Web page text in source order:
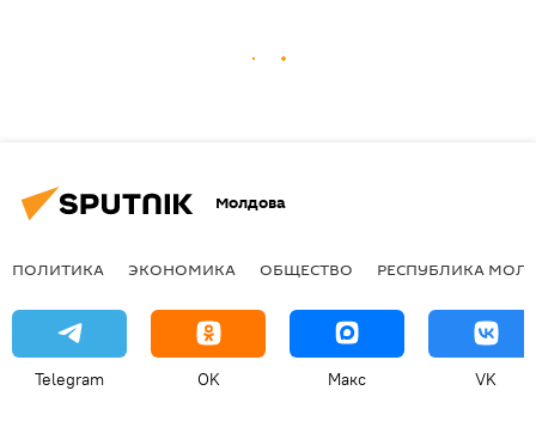
Молдова
ПОЛИТИКА ЭКОНОМИКА ОБЩЕСТВО РЕСПУБЛИКА
Telegram OK Макс VK